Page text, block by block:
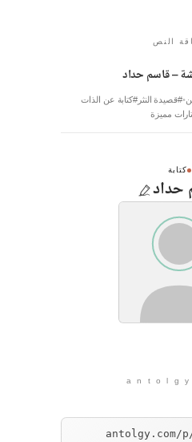
النص
– قاسم حداد
#قصيدة النثر#كتابة عن الذات
مميزة
كتابة
حداد
a n t o l g y